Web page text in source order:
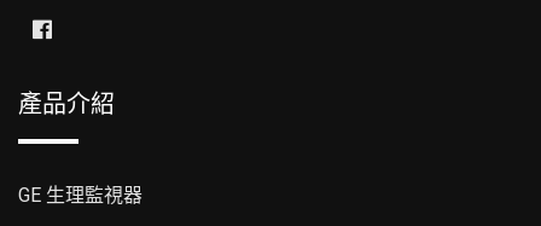
產品介紹
GE 生理監視器